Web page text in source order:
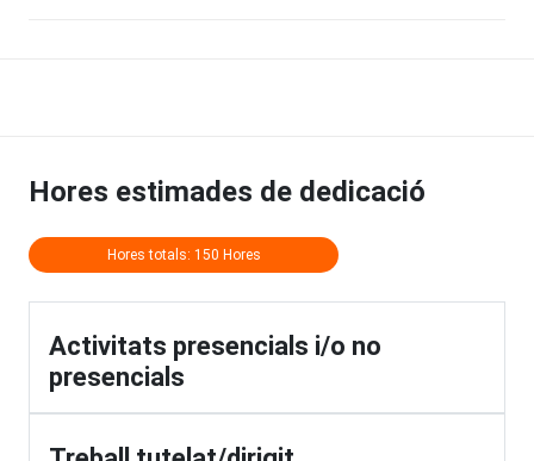
Hores estimades de dedicació
Hores totals: 150 Hores
Activitats presencials i/o no
presencials